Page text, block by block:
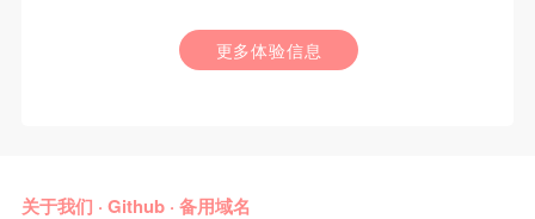
更多体验信息
关于我们 · Github· 备用域名